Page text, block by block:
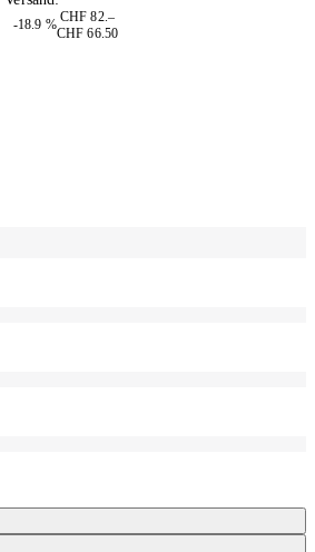
-18.9 %
CHF 82.–
CHF 66.50